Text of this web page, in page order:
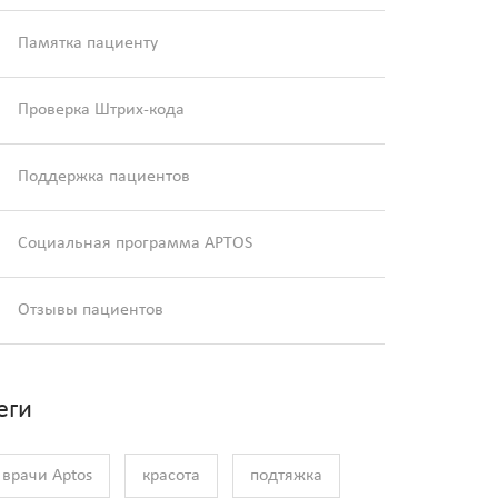
Памятка пациенту
Проверка Штрих-кода
Поддержка пациентов
Социальная программа APTOS
Отзывы пациентов
врачи Aptos красота подтяжка